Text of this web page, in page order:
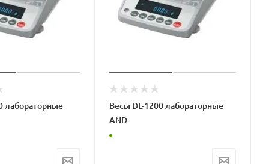
лабораторные
Весы DL-1200 лабораторные
AND